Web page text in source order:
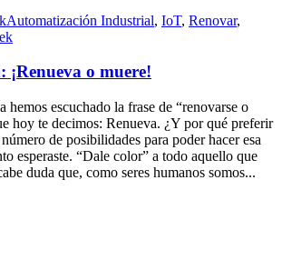
Automatización Industrial, IoT, Renovar,
o muere!
escuchado la frase de “renovarse o
hoy te decimos: Renueva. ¿Y por qué preferir
de posibilidades para poder hacer esa
esperaste. “Dale color” a todo aquello que
duda que, como seres humanos somos...